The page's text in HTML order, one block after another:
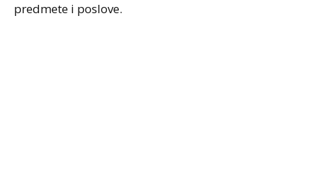
predmete i poslove.